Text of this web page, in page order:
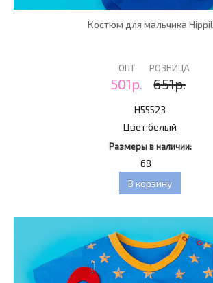
Костюм для мальчика Hippil
ОПТ
501р.
РОЗНИЦА
651р.
H55523
Цвет:белый
Размеры в наличии:
68
В корзину